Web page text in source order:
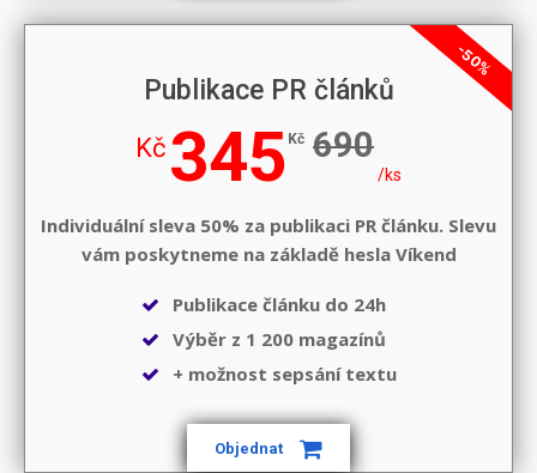
-50%
Publikace PR článků
Kč 345 Kč 690
/ks
Individuální sleva 50% za publikaci PR článku. Slevu
vám poskytneme na základě hesla Víkend
Publikace článku do 24h
Výběr z 1 200 magazínů
+ možnost sepsání textu
Objednat